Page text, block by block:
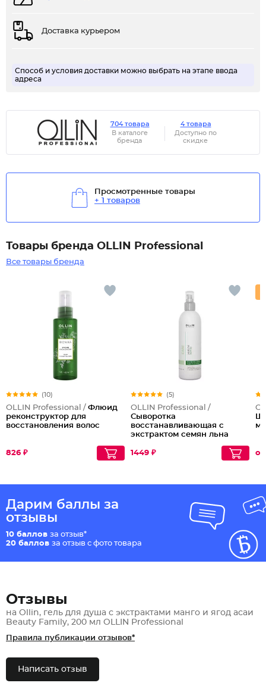
Доставка курьером
Способ и условия доставки можно выбрать на этапе ввода
адреса
704 товара
В каталоге
бренда
4 товара
Доступно по
скидке
Просмотренные товары
+ 1 товаров
Товары бренда OLLIN Professional
Все товары бренда
(10)
OLLIN Professional / Флюид
реконструктор для
восстановления волос
826 ₽
(5)
OLLIN Professional /
Сыворотка
восстанавливающая с
экстрактом семян льна
1449 ₽
Дарим баллы за
отзывы
10 баллов за отзыв*
20 баллов за отзыв с фото товара
Отзывы
на Ollin, гель для душа с экстрактами манго и ягод асаи
Beauty Family, 200 мл OLLIN Professional
Правила публикации отзывов*
Написать отзыв